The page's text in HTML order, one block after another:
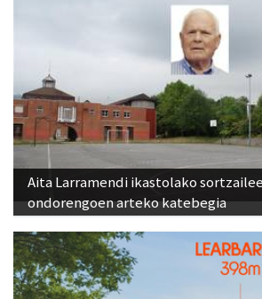
Aita Larramendi ikastolako
ondorengoen arteko katebegia